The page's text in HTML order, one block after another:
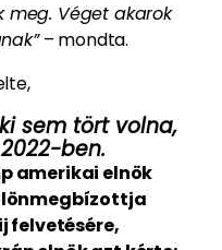
meg. Véget akarok
– mondta.
sem tört volna,
ben.
amerikai elnök
felvetésére,